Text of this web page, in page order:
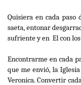
Quisiera en cada paso
saeta, entonar
sufriente y en El con
Encontrarme en cada
que me envió, la
Veronica. Convertir